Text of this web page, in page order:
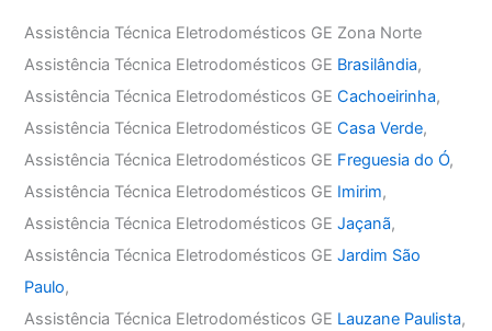
Assistência Técnica Eletrodomésticos GE Zona Norte
Assistência Técnica Eletrodomésticos GE Brasilândia,
Assistência Técnica Eletrodomésticos GECachoeirinha,
Assistência Técnica Eletrodomésticos GECasa Verde,
Assistência Técnica Eletrodomésticos GE Freguesia do Ó,
Assistência Técnica Eletrodomésticos GE Imirim,
Assistência Técnica Eletrodomésticos GEJaçanã,
Assistência Técnica Eletrodomésticos GEJardim São
Paulo,
Assistência Técnica Eletrodomésticos GE Lauzane Paulista,